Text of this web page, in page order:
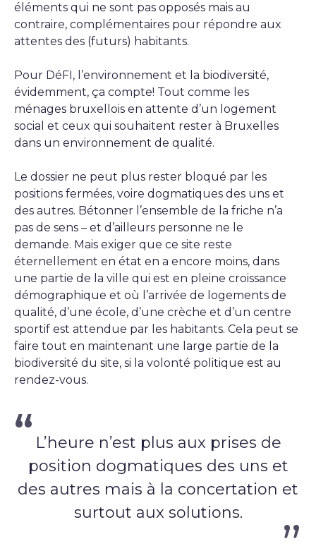
éléments qui ne sont pas opposés mais au
contraire, complémentaires pour répondre aux
attentes des (futurs) habitants.
Pour DéFI, l’environnement et la biodiversité,
évidemment, ça compte! Tout comme les
ménages bruxellois en attente d’un logement
social et ceux qui souhaitent rester à Bruxelles
dans un environnement de qualité.
Le dossier ne peut plus rester bloqué par les
positions fermées, voire dogmatiques des uns et
des autres. Bétonner l’ensemble de la friche n’a
pas de sens – et d’ailleurs personne ne le
demande. Mais exiger que ce site reste
éternellement en état en a encore moins, dans
une partie de la ville qui est en pleine croissance
démographique et où l’arrivée de logements de
qualité, d’une école, d’une crèche et d’un centre
sportif est attendue par les habitants. Cela peut se
faire tout en maintenant une large partie de la
biodiversité du site, si la volonté politique est au
rendez-vous.
L’heure n’est plus aux prises de
position dogmatiques des uns et
des autres mais à la concertation et
surtout aux solutions.